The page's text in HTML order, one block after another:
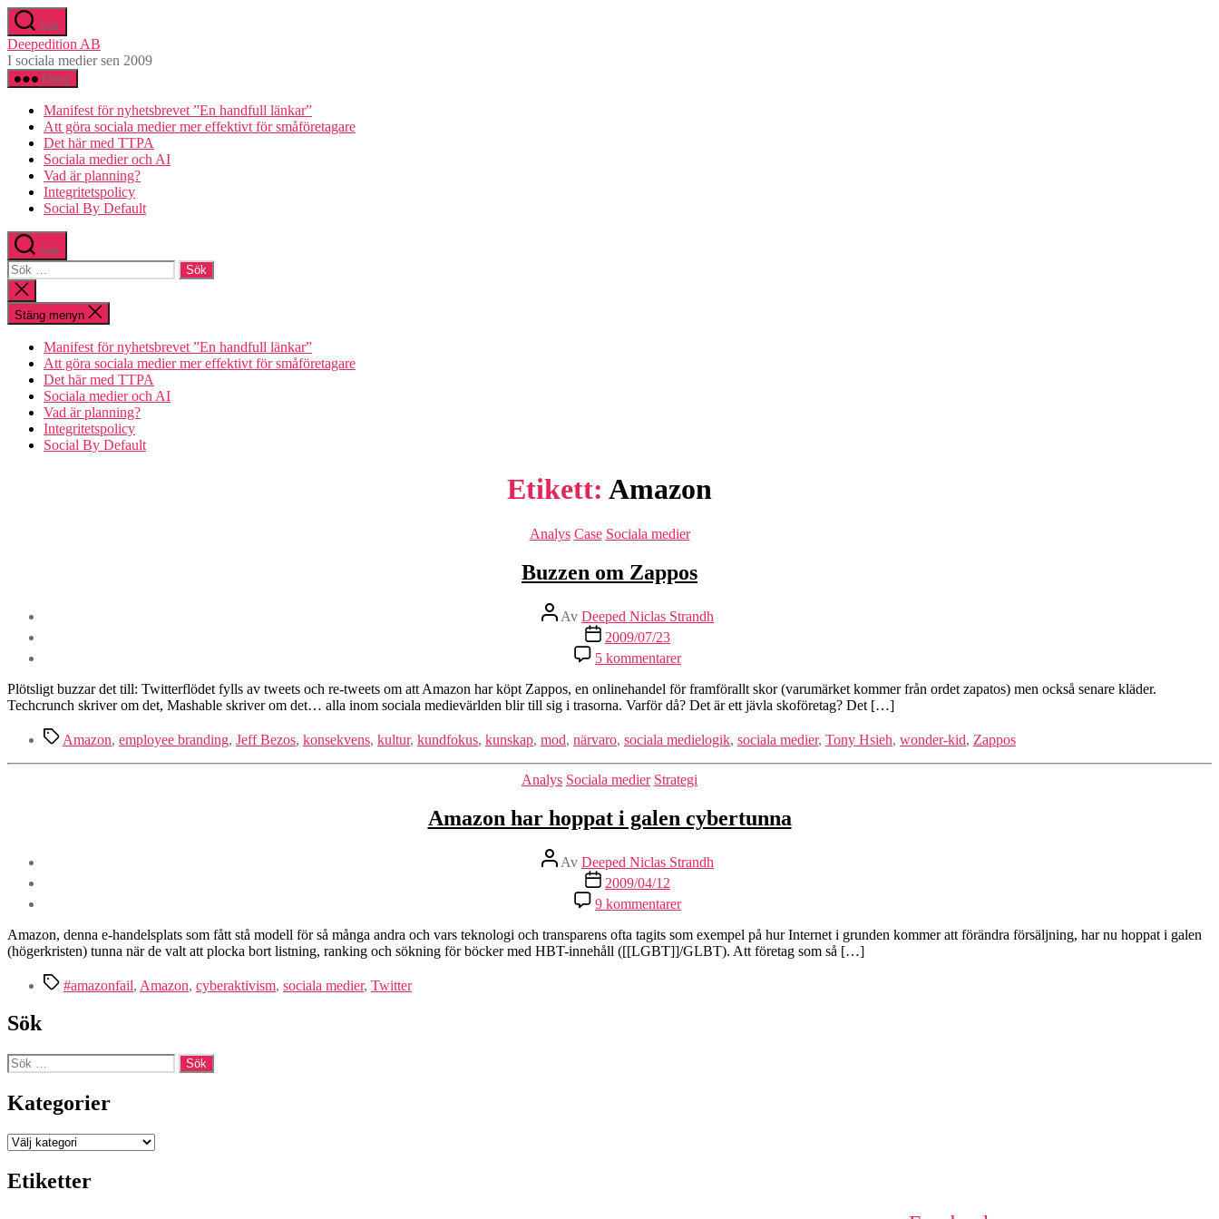
Hoppa
till
innehåll
Sök
Deepedition AB
I sociala medier sen 2009
Meny
Manifest för nyhetsbrevet ”En handfull länkar”
Att göra sociala medier mer effektivt för småföretagare
Det här med TTPA
Sociala medier och AI
Vad är planning?
Integritetspolicy
Social By Default
Sök
Sök
efter:
Stäng
sökningen
Stäng menyn
Manifest för nyhetsbrevet ”En handfull länkar”
Att göra sociala medier mer effektivt för småföretagare
Det här med TTPA
Sociala medier och AI
Vad är planning?
Integritetspolicy
Social By Default
Etikett: Amazon
Kategorier
Analys Case Sociala medier
Buzzen om Zappos
Inläggsförfattare
Av Deeped Niclas Strandh
Inläggsdatum
2009/07/23
5 kommentarertill
Buzzen
om
Zappos
Plötsligt buzzar det till: Twitterflödet fylls av tweets och re-tweets om att Amazon har köpt Zappos, en onlinehandel för framförallt skor (varumärket kommer från ordet zapatos) men också senare kläder.
Techcrunch skriver om det, Mashable skriver om det… alla inom sociala medievärlden blir till sig i trasorna. Varför då? Det är ett jävla skoföretag? Det […]
Etiketter
Amazon, employee branding, Jeff Bezos, konsekvens, kultur, kundfokus, kunskap, mod, närvaro, sociala medielogik, sociala medier, Tony Hsieh, wonder-kid, Zappos
Kategorier
Analys Sociala medier Strategi
Amazon har hoppat i galen cybertunna
Inläggsförfattare
Av Deeped Niclas Strandh
Inläggsdatum
2009/04/12
9 kommentarertill
Amazon
har
hoppat
Amazon, denna e-handelsplats som fått stå modell för så många andra och vars teknologi och transparens ofta tagits som exempel på hur Internet i grunden kommer att förändra försäljning, har nu hoppat i galen
(högerkristen) tunna när de valt att plocka bort listning, ranking och sökning för böcker med HBT-innehåll ([[LGBT]]/GLBT). Att företag som så […]
Etiketter
#amazonfail, Amazon, cyberaktivism, sociala medier, Twitter
Sök
Sök
efter:
Kategorier
Kategorier
Etiketter